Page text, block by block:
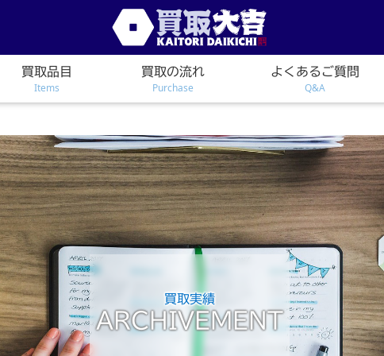
買取実績
ARCHIVEMENT
買取品目
Items
買取の流れ
Purchase
よくあるご質問
Q&A